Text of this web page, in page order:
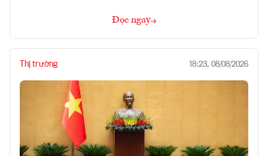
Đọc ngay
Thị trường 18:23, 08/08/2026